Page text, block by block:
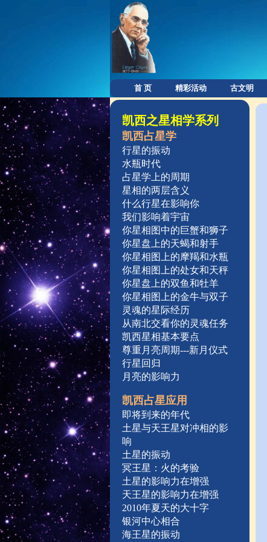
首 页 精彩活动 古文明
凯西之星相学系列
凯西占星学
行星的振动
水瓶时代
占星学上的周期
星相的两层含义
什么行星在影响你
我们影响着宇宙
你星相图中的巨蟹和狮子
你星盘上的天蝎和射手
你星相图上的摩羯和水瓶
你星相图上的处女和天秤
你星盘上的双鱼和牡羊
你星相图上的金牛与双子
灵魂的星际经历
从南北交看你的灵魂任务
凯西星相基本要点
尊重月亮周期---新月仪式
行星回归
月亮的影响力
凯西占星应用
即将到来的年代
土星与天王星对冲相的影
响
土星的振动
冥王星：火的考验
土星的影响力在增强
天王星的影响力在增强
2010年夏天的大十字
银河中心相合
海王星的振动